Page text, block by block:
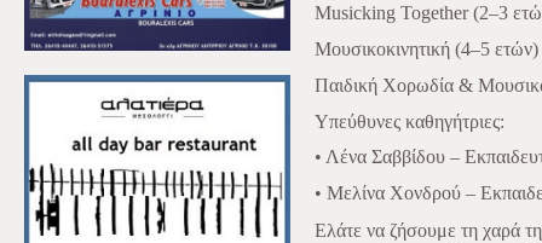
Musicking Together (2–3
Μουσικοκινητική (4–5 ετών)
Παιδική Χορωδία &
Υπεύθυνες καθηγήτριες:
• Λένα Σαββίδου –
• Μελίνα Χονδρού –
Ελάτε να ζήσουμε τη χαρά